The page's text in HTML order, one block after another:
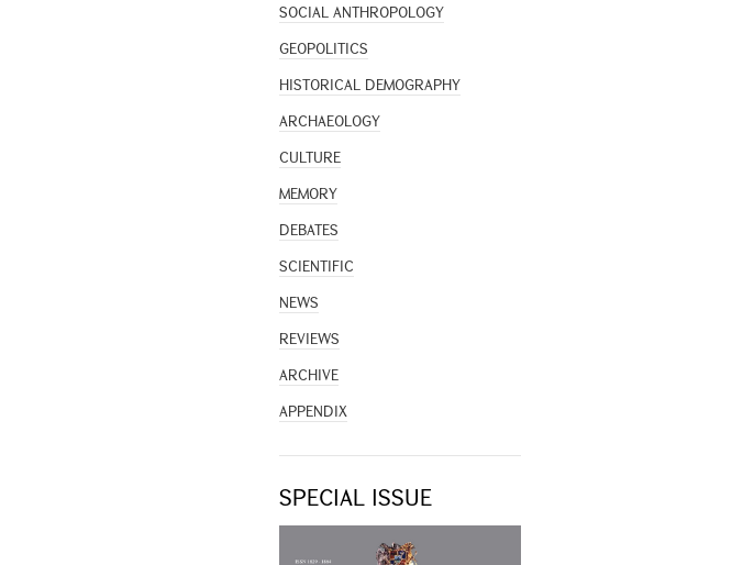
SOCIAL ANTHROPOLOGY
GEOPOLITICS
HISTORICAL DEMOGRAPHY
ARCHAEOLOGY
CULTURE
MEMORY
DEBATES
SCIENTIFIC
NEWS
REVIEWS
ARCHIVE
APPENDIX
SPECIAL ISSUE